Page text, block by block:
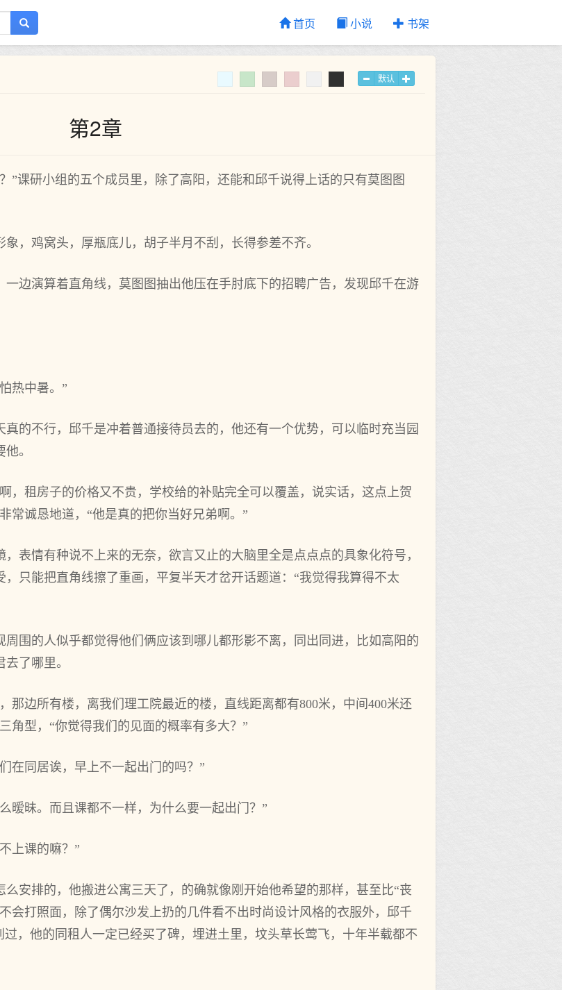
首页 小说 书架
默认
第2章
”课研小组的五个成员里，除了高阳，还能和邱千说得上话的只有莫图图
，鸡窝头，厚瓶底儿，胡子半月不刮，长得参差不齐。
边演算着直角线，莫图图抽出他压在手肘底下的招聘广告，发现邱千在游
热中暑。”
的不行，邱千是冲着普通接待员去的，他还有一个优势，可以临时充当园
。
，租房子的价格又不贵，学校给的补贴完全可以覆盖，说实话，这点上贺
常诚恳地道，“他是真的把你当好兄弟啊。”
表情有种说不上来的无奈，欲言又止的大脑里全是点点点的具象化符号，
只能把直角线擦了重画，平复半天才岔开话题道：“我觉得我算得不太
周围的人似乎都觉得他们俩应该到哪儿都形影不离，同出同进，比如高阳的
了哪里。
那边所有楼，离我们理工院最近的楼，直线距离都有800米，中间400米还
角型，“你觉得我们的见面的概率有多大？”
在同居诶，早上不一起出门的吗？”
暧昧。而且课都不一样，为什么要一起出门？”
上课的嘛？”
安排的，他搬进公寓三天了，的确就像刚开始他希望的那样，甚至比“丧
会打照面，除了偶尔沙发上扔的几件看不出时尚设计风格的衣服外，邱千
，他的同租人一定已经买了碑，埋进土里，坟头草长莺飞，十年半载都不